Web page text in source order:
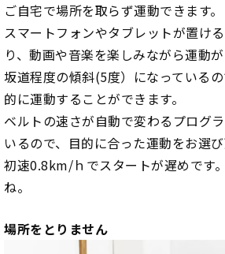
ご自宅で場所を取らず運動できます。
スマートフォンやタブレットが置け
り、動画や音楽を楽しみながら運動
坂道程度の傾斜(5度）になっている
的に運動することができます。
ベルトの速さが自動で変わるプログ
いるので、目的に合った運動をお選び
初速0.8km/ｈでスタートが遅めです
ね。
場所をとりません